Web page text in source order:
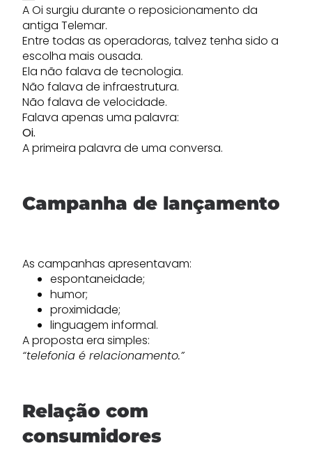
A Oi surgiu durante o reposicionamento da
antiga Telemar.
Entre todas as operadoras, talvez tenha sido a
escolha mais ousada.
Ela não falava de tecnologia.
Não falava de infraestrutura.
Não falava de velocidade.
Falava apenas uma palavra:
Oi.
A primeira palavra de uma conversa.
Campanha de lançamento
As campanhas apresentavam:
espontaneidade;
humor;
proximidade;
linguagem informal.
A proposta era simples:
“telefonia é relacionamento.”
Relação com
consumidores